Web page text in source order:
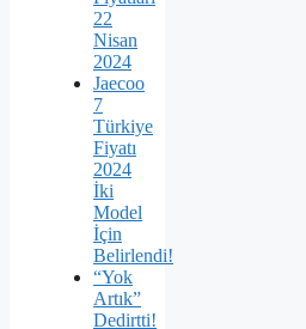
22
Nisan
2024
Jaecoo
7
Türkiye
Fiyatı
2024
İki
Model
İçin
Belirlendi!
“Yok
Artık”
Dedirtti!